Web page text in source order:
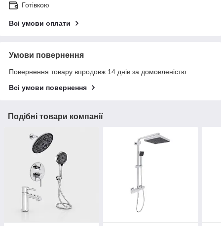
Готівкою
Всі умови оплати
Умови повернення
Повернення товару впродовж 14 днів за домовленістю
Всі умови повернення
Подібні товари компанії